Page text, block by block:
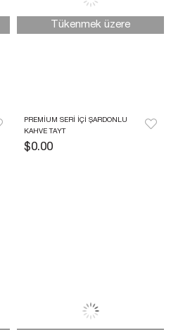
PREMIUM SERI İÇI ŞARDONLU
KAHVE TAYT
$0.00
Tükenmek üzere